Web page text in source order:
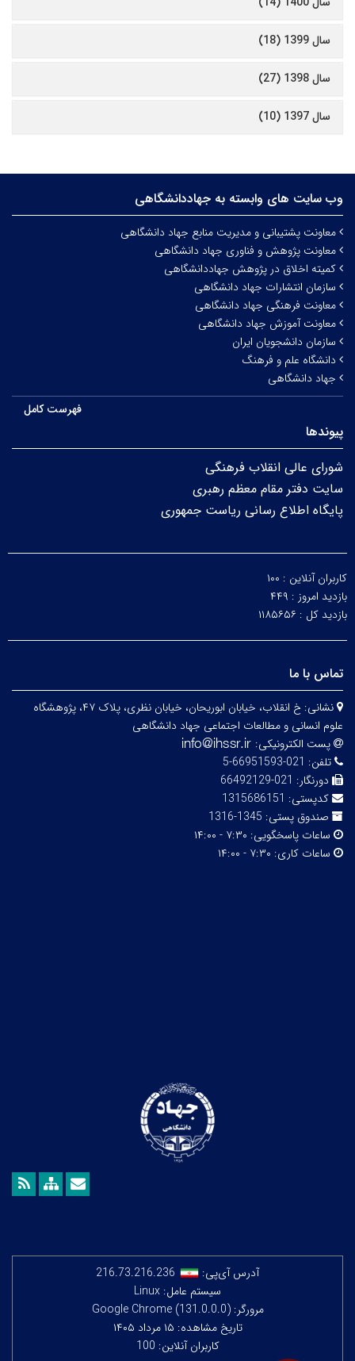
سال 1399 (18)
سال 1398 (27)
سال 1397 (10)
وب سایت های وابسته به جهاددانشگاهی
معاونت پشتیبانی و مدیریت منابع جهاد دانشگاهی
معاونت پژوهش و فناوری جهاد دانشگاهی
کمیته اخلاق در پژوهش جهاددانشگاهی
سازمان انتشارات جهاد دانشگاهی
معاونت فرهنگی جهاد دانشگاهی
معاونت آموزش جهاد دانشگاهی
سازمان دانشجویان ایران
دانشگاه علم و فرهنگ
جهاد دانشگاهی
فهرست کامل
پیوندها
شورای عالی انقلاب فرهنگی
سایت دفتر مقام معظم رهبری
پایگاه اطلاع رسانی ریاست جمهوری
کاربران آنلاین : ۱۰۰
بازدید امروز : ۴۴۹
بازدید کل : ۱۱۸۵۶۵۶
تماس با ما
نشانی:
خ انقلاب، خیابان ابوریحان، خیابان نظری، پلاک ۴۷، پژوهشگاه
علوم انسانی و مطالعات اجتماعی جهاد دانشگاهی
پست الکترونیکی:
تلفن: 021-66951593-5
دورنگار: 021-66492129
کدپستی: 1315686151
صندوق پستی: 1345-1316
ساعات پاسخگویی: ۷:۳۰ - ۱۴:۰۰
ساعات کاری: ۷:۳۰ - ۱۴:۰۰
آدرس آی‌پی:
216.73.216.236
سیستم عامل: Linux
مرورگر: Google Chrome (131.0.0.0)
تاریخ مشاهده: ۱۵ مرداد ۱۴۰۵
کاربران آنلاین: 100